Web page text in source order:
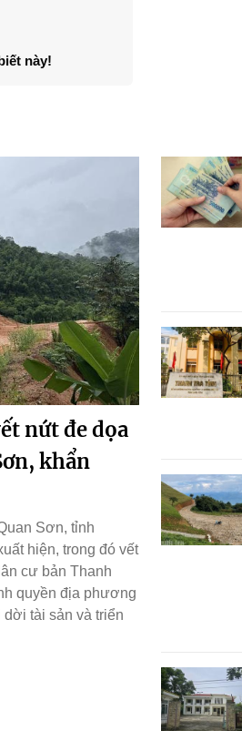
này!
nứt đe dọa
khẩn
Sơn, tỉnh
hiện, trong đó vết
cư bản Thanh
quyền địa phương
tài sản và triển